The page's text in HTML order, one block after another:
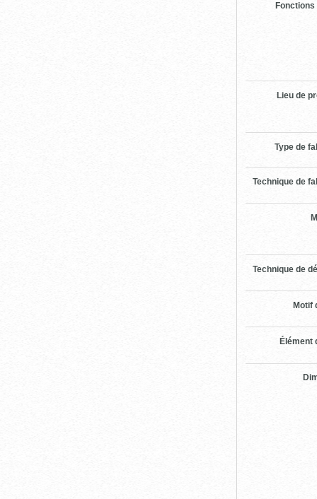
Lieu de
Type de
Technique de
Technique de
Motif
Élément